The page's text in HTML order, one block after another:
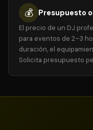
💰 Presupuesto
El precio de un DJ
para eventos de 2–3
duración, el
Solicita presupuesto